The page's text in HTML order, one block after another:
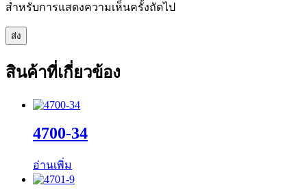
สำหรับการแสดงความเห็นครั้งถัดไป
สินค้าที่เกี่ยวข้อง
4700-34
อ่านเพิ่ม